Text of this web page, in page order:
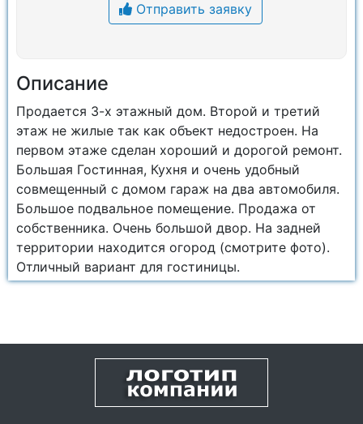
Отправить заявку
Описание
Продается 3-х этажный дом. Второй и третий
этаж не жилые так как объект недостроен. На
первом этаже сделан хороший и дорогой ремонт.
Большая Гостинная, Кухня и очень удобный
совмещенный с домом гараж на два автомобиля.
Большое подвальное помещение. Продажа от
собственника. Очень большой двор. На задней
территории находится огород (смотрите фото).
Отличный вариант для гостиницы.